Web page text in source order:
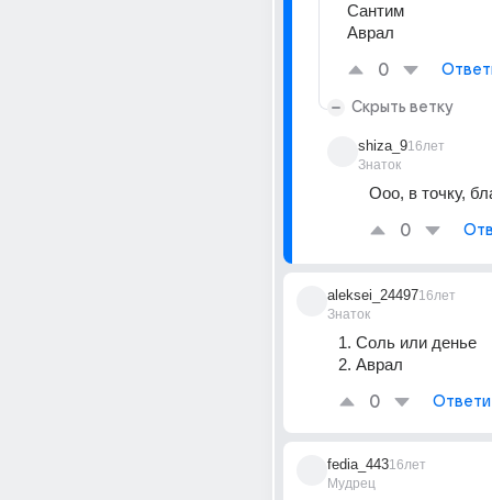
Сантим
Аврал
0
Скрыть ветку
shiza_9
Знаток
16лет
Ооо, в точку,
0
aleksei_24497
Знаток
16лет
1. Соль или денье
2. Аврал
0
fedia_443
Мудрец
16лет